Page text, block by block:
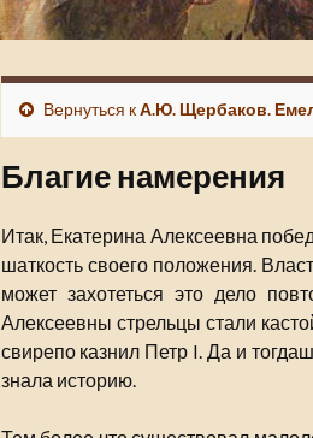
Вернуться кА.Ю. Щербаков.
Благие намерения
Итак, Екатерина Алексеевна
шаткость своего положения.
может захотеться это дело
Алексеевны стрельцы стали
свирепо казнил Петр I. Да и
знала историю.